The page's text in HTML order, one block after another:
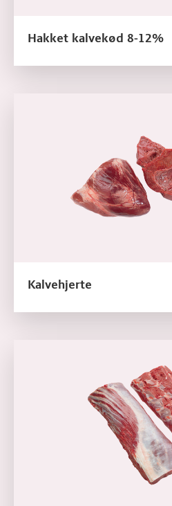
Hakket kalvekød 8-12%
Kalvehjerte